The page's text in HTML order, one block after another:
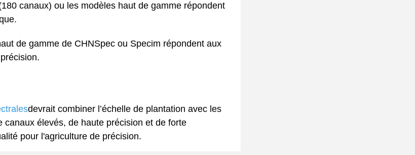
canaux) ou les modèles haut de gamme répondent
de gamme de CHNSpec ou Specim répondent aux
devrait combiner l’échelle de plantation avec les
élevés, de haute précision et de forte
pour l'agriculture de précision.